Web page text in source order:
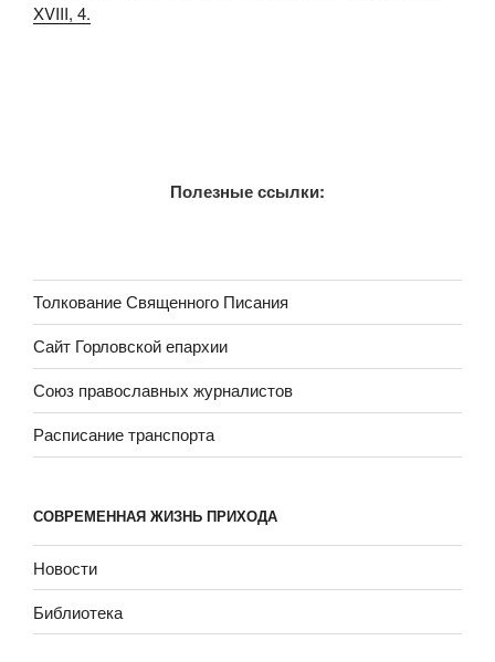
XVIII, 4.
Полезные ссылки:
Толкование Священного Писания
Сайт Горловской епархии
Союз православных журналистов
Расписание транспорта
СОВРЕМЕННАЯ ЖИЗНЬ ПРИХОДА
Новости
Библиотека